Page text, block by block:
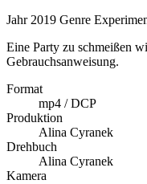
Jahr2019 Genre
Eine Party zu schmeißen
Gebrauchsanweisung.
Format
mp4 / DCP
Produktion
Alina Cyranek
Drehbuch
Alina Cyranek
Kamera